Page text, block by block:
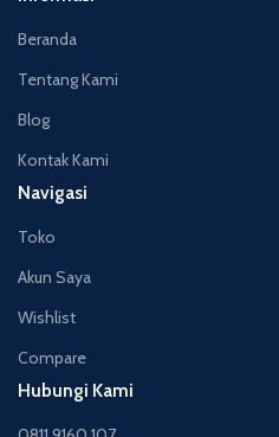
Beranda
Tentang Kami
Blog
Kontak Kami
Navigasi
Toko
Akun Saya
Wishlist
Compare
Hubungi Kami